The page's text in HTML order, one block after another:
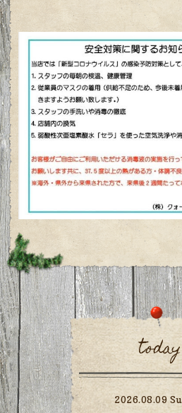
today
2026.08.09